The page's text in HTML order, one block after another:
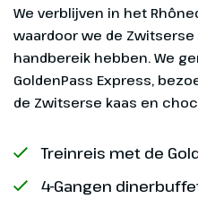
We verblijven in het
waardoor we de
handbereik hebben. We
GoldenPass Express,
de Zwitserse kaas en
Treinreis met de
4-Gangen